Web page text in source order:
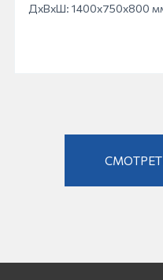
ДхВхШ: 1400x750x800